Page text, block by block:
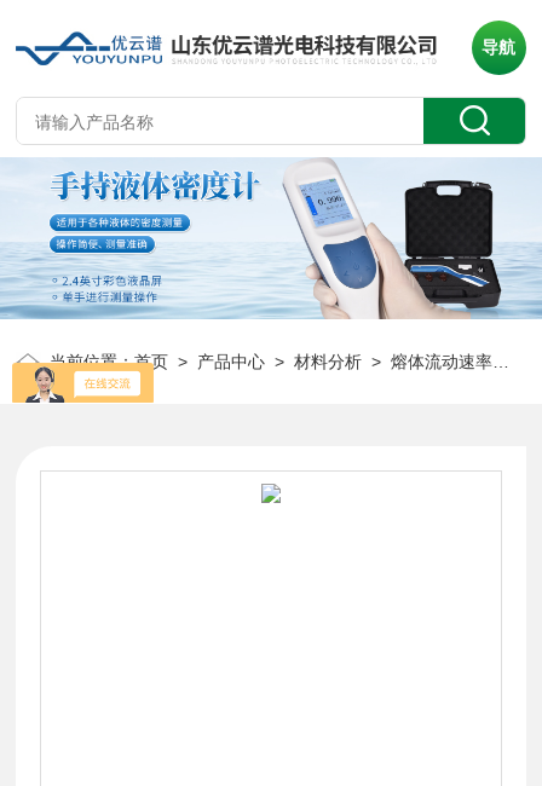
导航
当前位置：首页 > 产品中心 >材料分析 >熔体流动速率仪